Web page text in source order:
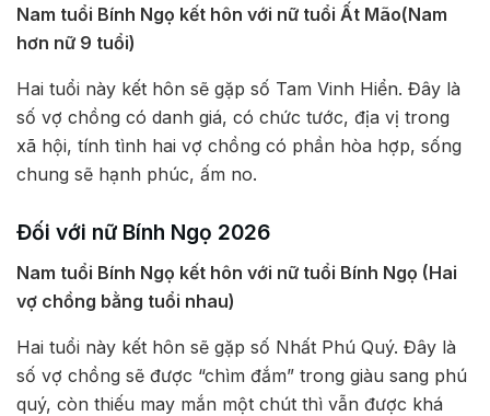
Nam tuổi Bính Ngọ kết hôn với nữ tuổi Ất Mão(Nam
hơn nữ 9 tuổi)
Hai tuổi này kết hôn sẽ gặp số Tam Vinh Hiển. Đây là
số vợ chồng có danh giá, có chức tước, địa vị trong
xã hội, tính tình hai vợ chồng có phần hòa hợp, sống
chung sẽ hạnh phúc, ấm no.
Đối với nữ Bính Ngọ 2026
Nam tuổi Bính Ngọ kết hôn với nữ tuổi Bính Ngọ (Hai
vợ chồng bằng tuổi nhau)
Hai tuổi này kết hôn sẽ gặp số Nhất Phú Quý. Đây là
số vợ chồng sẽ được “chìm đắm” trong giàu sang phú
quý, còn thiếu may mắn một chút thì vẫn được khá